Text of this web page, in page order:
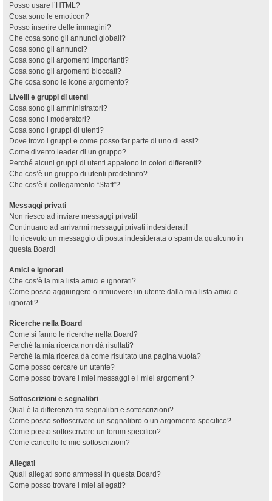
Posso usare l’HTML?
Cosa sono le emoticon?
Posso inserire delle immagini?
Che cosa sono gli annunci globali?
Cosa sono gli annunci?
Cosa sono gli argomenti importanti?
Cosa sono gli argomenti bloccati?
Che cosa sono le icone argomento?
Livelli e gruppi di utenti
Cosa sono gli amministratori?
Cosa sono i moderatori?
Cosa sono i gruppi di utenti?
Dove trovo i gruppi e come posso far parte di uno di essi?
Come divento leader di un gruppo?
Perché alcuni gruppi di utenti appaiono in colori differenti?
Che cos’è un gruppo di utenti predefinito?
Che cos’è il collegamento “Staff”?
Messaggi privati
Non riesco ad inviare messaggi privati!
Continuano ad arrivarmi messaggi privati indesiderati!
Ho ricevuto un messaggio di posta indesiderata o spam da qualcuno in
questa Board!
Amici e ignorati
Che cos’è la mia lista amici e ignorati?
Come posso aggiungere o rimuovere un utente dalla mia lista amici o
ignorati?
Ricerche nella Board
Come si fanno le ricerche nella Board?
Perché la mia ricerca non dà risultati?
Perché la mia ricerca dà come risultato una pagina vuota?
Come posso cercare un utente?
Come posso trovare i miei messaggi e i miei argomenti?
Sottoscrizioni e segnalibri
Qual è la differenza fra segnalibri e sottoscrizioni?
Come posso sottoscrivere un segnalibro o un argomento specifico?
Come posso sottoscrivere un forum specifico?
Come cancello le mie sottoscrizioni?
Allegati
Quali allegati sono ammessi in questa Board?
Come posso trovare i miei allegati?